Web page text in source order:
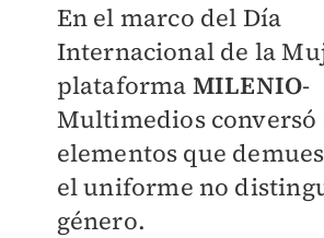
En el marco del Día
Internacional de la
plataforma MILENIO-
Multimedios conversó
elementos que
el uniforme no
género.